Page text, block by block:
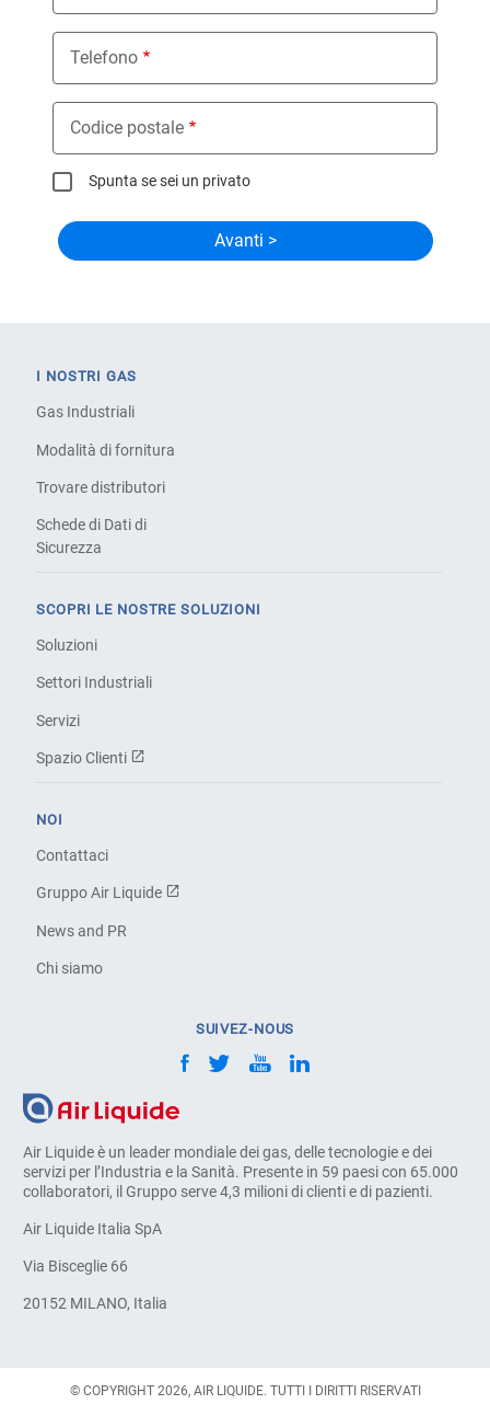
Telefono
Codice postale
Spunta se sei un privato
Air Liquide è un leader mondiale dei gas, delle tecnologie e dei
servizi per l’Industria e la Sanità. Presente in 59 paesi con 65.000
collaboratori, il Gruppo serve 4,3 milioni di clienti e di pazienti.
Air Liquide Italia SpA
Via Bisceglie 66
20152 MILANO, Italia
I NOSTRI GAS
Gas Industriali
Modalità di fornitura
Trovare distributori
Schede di Dati di
Sicurezza
SCOPRI LE NOSTRE SOLUZIONI
Soluzioni
Settori Industriali
Servizi
Spazio Clienti
NOI
Contattaci
Gruppo Air Liquide
News and PR
Chi siamo
SUIVEZ-NOUS
© COPYRIGHT 2026, AIR LIQUIDE. TUTTI I DIRITTI RISERVATI